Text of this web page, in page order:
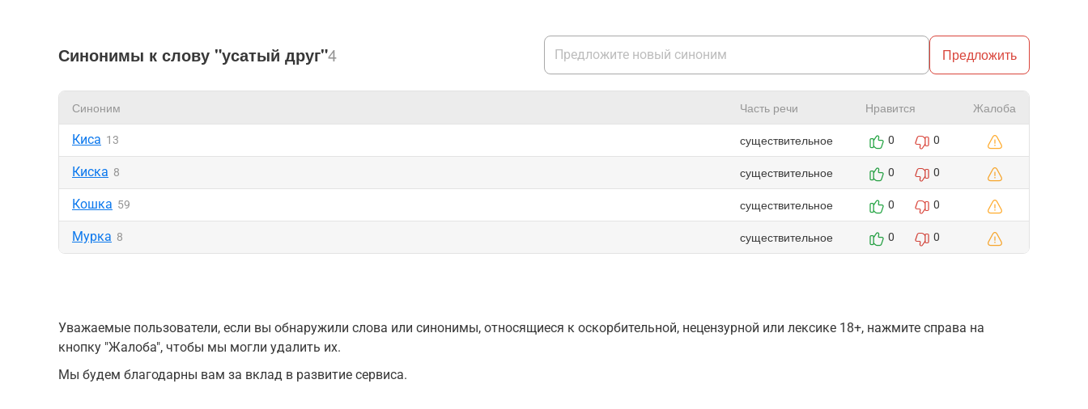
Синонимы к слову "усатый друг"4 Предложить
Синоним Часть речи Нравится Жалоба
Киса 13 существительное 0 0
Киска 8 существительное 0 0
Кошка 59 существительное 0 0
Мурка 8 существительное 0 0
Уважаемые пользователи, если вы обнаружили слова или синонимы, относящиеся к оскорбительной, нецензурной или лексике 18+, нажмите справа на
кнопку "Жалоба", чтобы мы могли удалить их.
Мы будем благодарны вам за вклад в развитие сервиса.